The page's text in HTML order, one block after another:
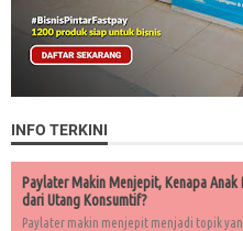
INFO TERKINI
Paylater Makin Menjepit, Kenapa Anak
dari Utang Konsumtif?
Paylater makin menjepit menjadi topik